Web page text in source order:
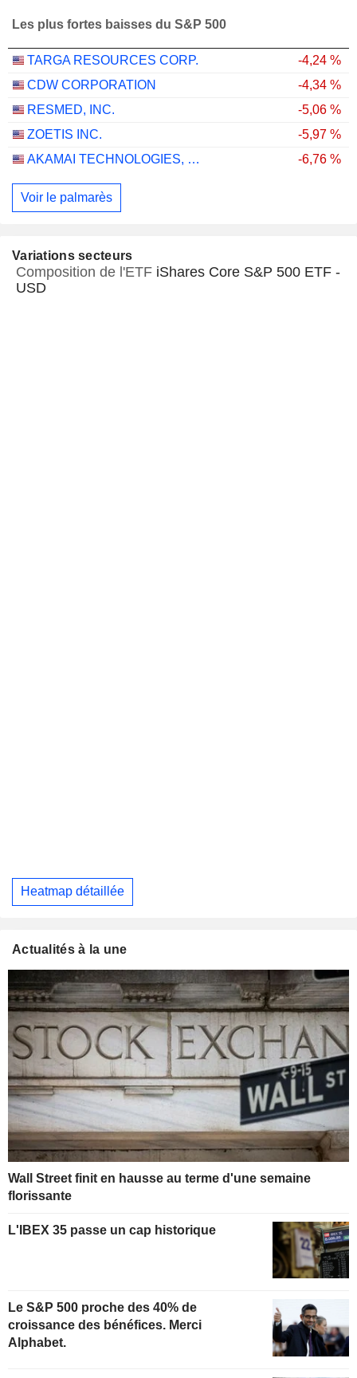
Les plus fortes baisses du S&P 500
TARGA RESOURCES CORP.
-4,24 %
CDW CORPORATION
-4,34 %
RESMED, INC.
-5,06 %
ZOETIS INC.
-5,97 %
AKAMAI TECHNOLOGIES, INC.
-6,76 %
Voir le palmarès
Variations secteurs
Composition de l'ETF iShares Core S&P 500 ETF -
USD
Heatmap détaillée
Actualités à la une
Wall Street finit en hausse au terme d'une semaine
florissante
L'IBEX 35 passe un cap historique
Le S&P 500 proche des 40% de
croissance des bénéfices. Merci
Alphabet.